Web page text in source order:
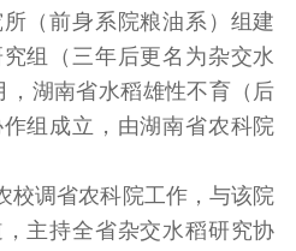
（前身系院粮油系）组建
组（三年后更名为杂交水
，湖南省水稻雄性不育（后
组成立，由湖南省农科院
校调省农科院工作，与该院
主持全省杂交水稻研究协